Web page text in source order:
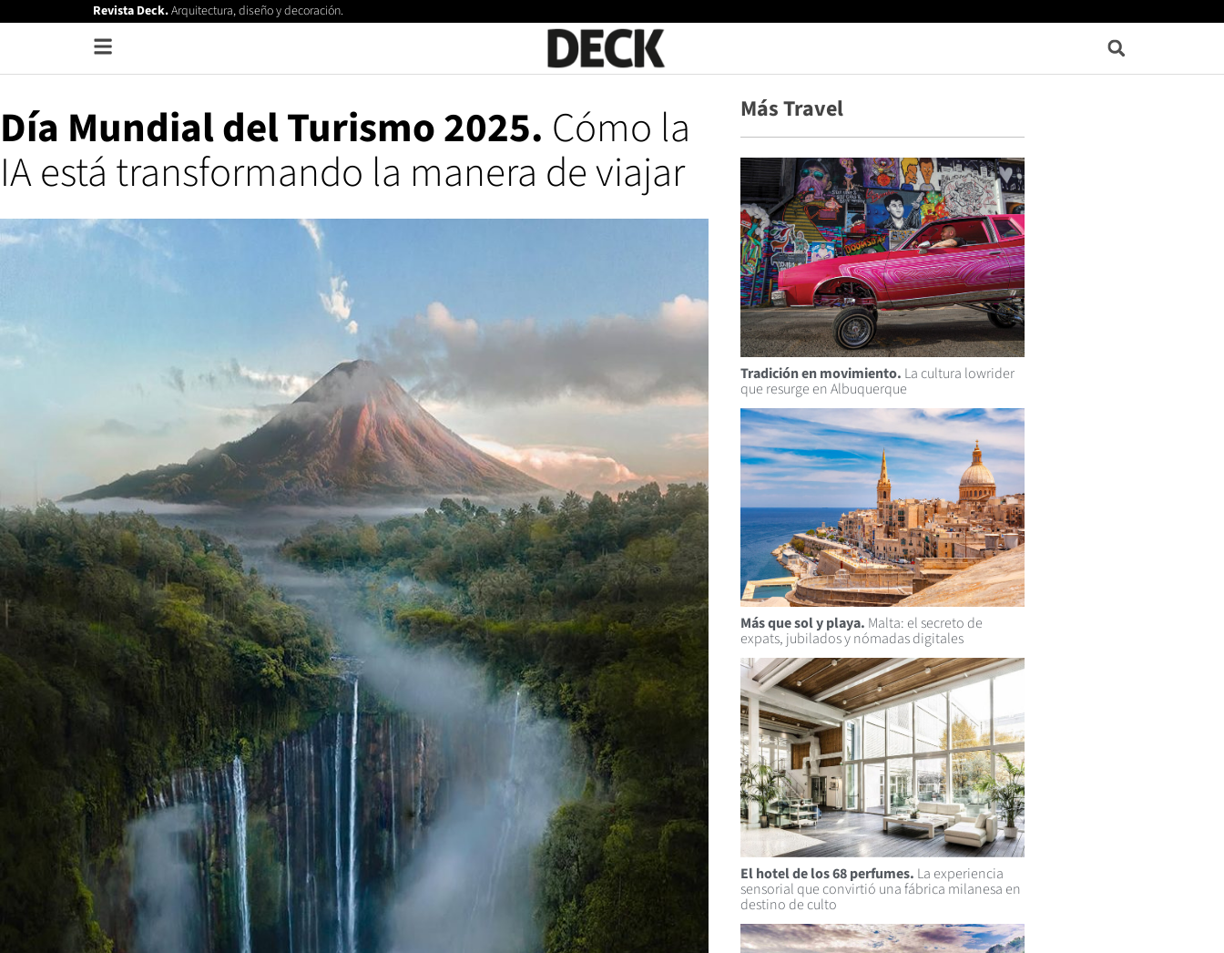
Revista Deck.Arquitectura, diseño y decoración.
Día Mundial del Turismo 2025. Cómo la
IA está transformando la manera de viajar
Más Travel
Tradición en movimiento. La cultura lowrider
que resurge en Albuquerque
Más que sol y playa. Malta: el secreto de
expats, jubilados y nómadas digitales
El hotel de los 68 perfumes. La experiencia
sensorial que convirtió una fábrica milanesa en
destino de culto